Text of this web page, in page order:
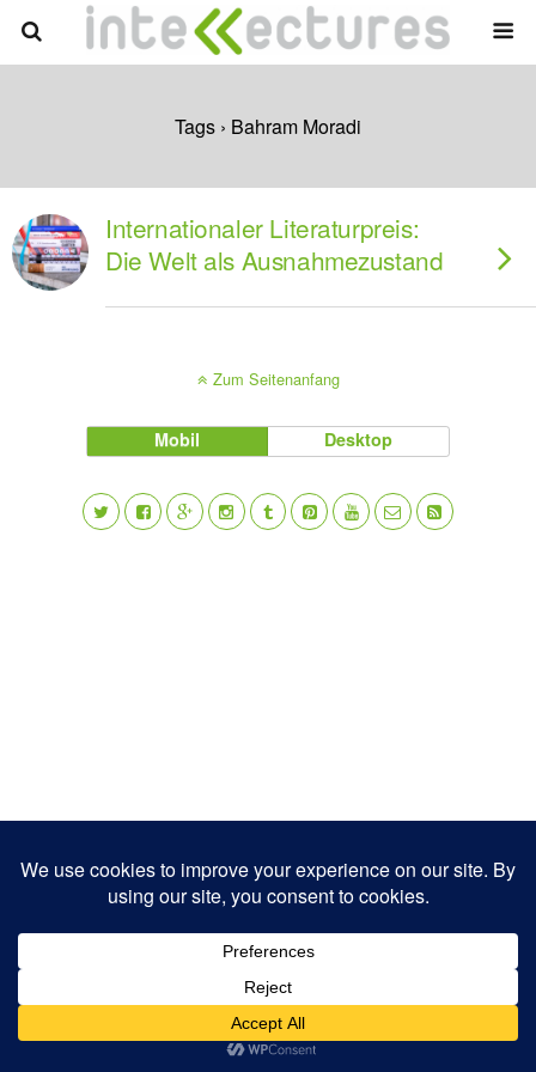
Tags › Bahram Moradi
Internationaler Literaturpreis:
Die Welt als Ausnahmezustand
Zum Seitenanfang
Mobil Desktop